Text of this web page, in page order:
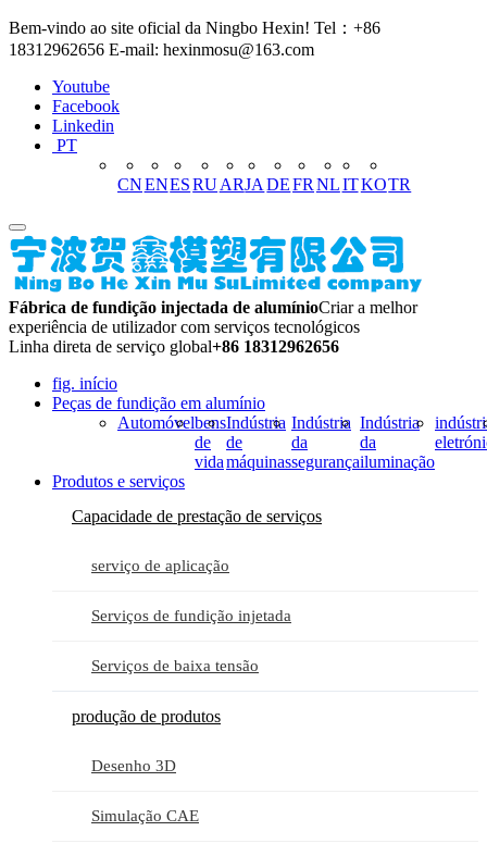
Bem-vindo ao site oficial da Ningbo Hexin! Tel：+86
18312962656 E-mail: hexinmosu@163.com
Youtube
Facebook
Linkedin
PT
CNENESRUARJA DEFR NLITKOTR
Fábrica de fundição injectada de alumínioCriar a melhor
experiência de utilizador com serviços tecnológicos
Linha direta de serviço global+86 18312962656
fig. início
Peças de fundição em alumínio
Automóvelbens
de
vida
Indústria
de
máquinas
Indústria
da
segurança
Indústria
da
iluminação
Produtos e serviços
Capacidade de prestação de serviços
serviço de aplicação
Serviços de fundição injetada
Serviços de baixa tensão
produção de produtos
Desenho 3D
Simulação CAE